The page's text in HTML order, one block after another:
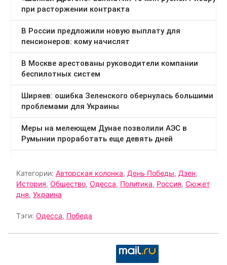
Категории: Авторская колонка, День Победы, Дзен,
История, Общество, Одесса, Политика, Россия, Сюжет
дня, Украина
Тэги: Одесса, Победа